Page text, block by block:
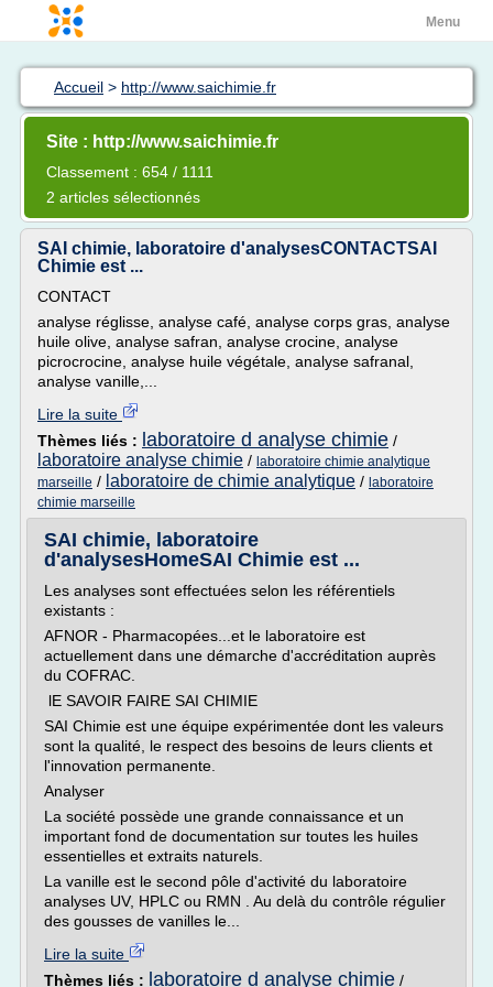
Menu
Accueil > http://www.saichimie.fr
Site : http://www.saichimie.fr
Classement : 654 / 1111
2 articles sélectionnés
SAI chimie, laboratoire d'analysesCONTACTSAI
Chimie est ...
CONTACT
analyse réglisse, analyse café, analyse corps gras, analyse
huile olive, analyse safran, analyse crocine, analyse
picrocrocine, analyse huile végétale, analyse safranal,
analyse vanille,...
Lire la suite
Thèmes liés : laboratoire d analyse chimie /
laboratoire analyse chimie / laboratoire chimie analytique
marseille / laboratoire de chimie analytique / laboratoire
chimie marseille
SAI chimie, laboratoire
d'analysesHomeSAI Chimie est ...
Les analyses sont effectuées selon les référentiels
existants :
AFNOR - Pharmacopées...et le laboratoire est
actuellement dans une démarche d'accréditation auprès
du COFRAC.
lE SAVOIR FAIRE SAI CHIMIE
SAI Chimie est une équipe expérimentée dont les valeurs
sont la qualité, le respect des besoins de leurs clients et
l'innovation permanente.
Analyser
La société possède une grande connaissance et un
important fond de documentation sur toutes les huiles
essentielles et extraits naturels.
La vanille est le second pôle d'activité du laboratoire
analyses UV, HPLC ou RMN . Au delà du contrôle régulier
des gousses de vanilles le...
Lire la suite
Thèmes liés : laboratoire d analyse chimie /